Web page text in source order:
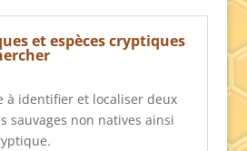
et espèces cryptiques
à identifier et localiser deux
sauvages non natives ainsi